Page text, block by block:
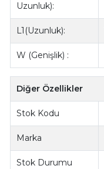
Uzunluk):
L1(Uzunluk):
W (Genişlik) :
Diğer Özellikler
Stok Kodu
Marka
Stok Durumu